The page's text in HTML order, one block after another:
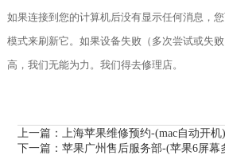
如果连接到您的计算机后没有显示任何消息，
模式来刷新它。如果设备失败（多次尝试或失
高，我们无能为力。我们得去修理店。
上一篇：
上海苹果维修预约-(mac自动开机)
下一篇：苹果广州售后服务部-(苹果6屏幕